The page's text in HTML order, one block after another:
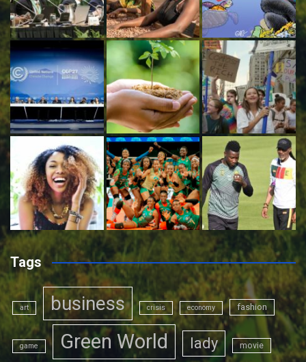
Tags
art business crisis economy fashion
game Green World lady movie